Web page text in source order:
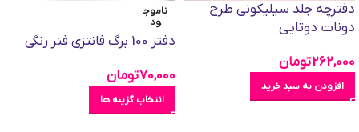
دفترچه جلد سیلیکونی طرح
دونات دوتایی
262,000تومان
افزودن به سبد خرید
ناموج
ود
دفتر 100 برگ فانتزی فنر رنگی
70,000تومان
انتخاب گزینه ها